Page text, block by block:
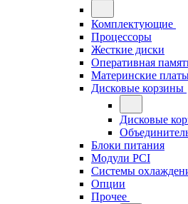
Комплектующие
Процессоры
Жесткие диски
Оперативная
Материнские
Дисковые корзины
Дисковые
Блоки питания
Модули PCI
Системы
Опции
Прочее